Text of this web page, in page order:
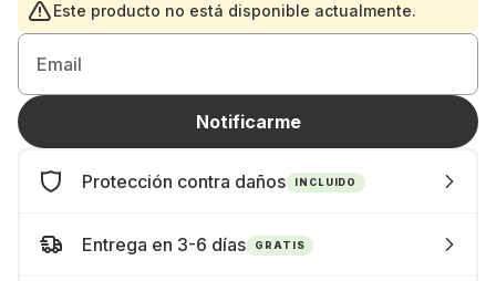
Este producto no está disponible actualmente.
Email
Notificarme
Protección contra daños INCLUIDO
Entrega en 3-6 días GRATIS